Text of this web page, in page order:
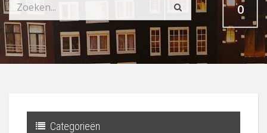
0
Categorieën